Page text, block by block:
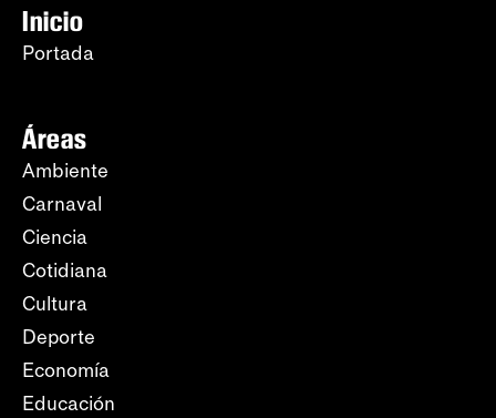
Inicio
Portada
Áreas
Ambiente
Carnaval
Ciencia
Cotidiana
Cultura
Deporte
Economía
Educación